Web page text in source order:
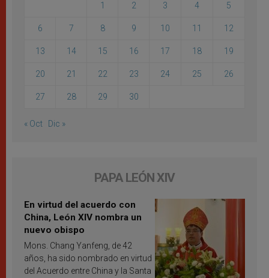
1 2 3 4 5
6 7 8 9 10 11 12
13 14 15 16 17 18 19
20 21 22 23 24 25 26
27 28 29 30
« Oct Dic »
PAPA LEÓN XIV
En virtud del acuerdo con
China, León XIV nombra un
nuevo obispo
Mons. Chang Yanfeng, de 42
años, ha sido nombrado en virtud
del Acuerdo entre China y la Santa